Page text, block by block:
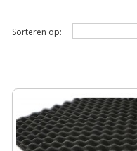
Sorteren op: --